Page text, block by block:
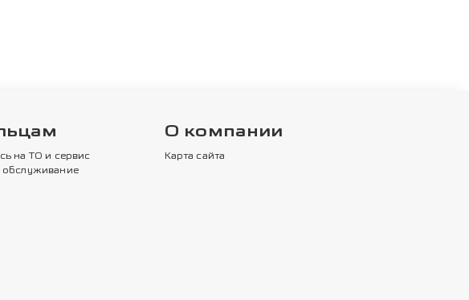
на ТО и сервис
обслуживание
О компании
Карта сайта